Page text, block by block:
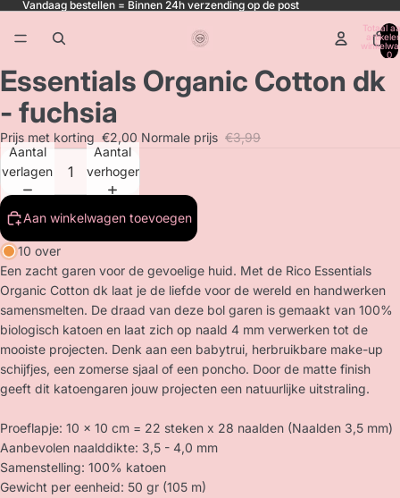
Vandaag bestellen = Binnen 24h verzending op de post
Totaal
0
Essentials Organic Cotton dk
- fuchsia
Prijs met korting €2,00 Normale prijs €3,99
Aantal
verlagen
Aantal
verhogen
Aan winkelwagen toevoegen
10 over
Een zacht garen voor de gevoelige huid. Met de Rico Essentials
Organic Cotton dk laat je de liefde voor de wereld en handwerken
samensmelten. De draad van deze bol garen is gemaakt van 100%
biologisch katoen en laat zich op naald 4 mm verwerken tot de
mooiste projecten. Denk aan een babytrui, herbruikbare make-up
schijfjes, een zomerse sjaal of een poncho. Door de matte finish
geeft dit katoengaren jouw projecten een natuurlijke uitstraling.
Proeflapje: 10 x 10 cm = 22 steken x 28 naalden (Naalden 3,5 mm)
Aanbevolen naalddikte: 3,5 - 4,0 mm
Samenstelling: 100% katoen
Gewicht per eenheid: 50 gr (105 m)